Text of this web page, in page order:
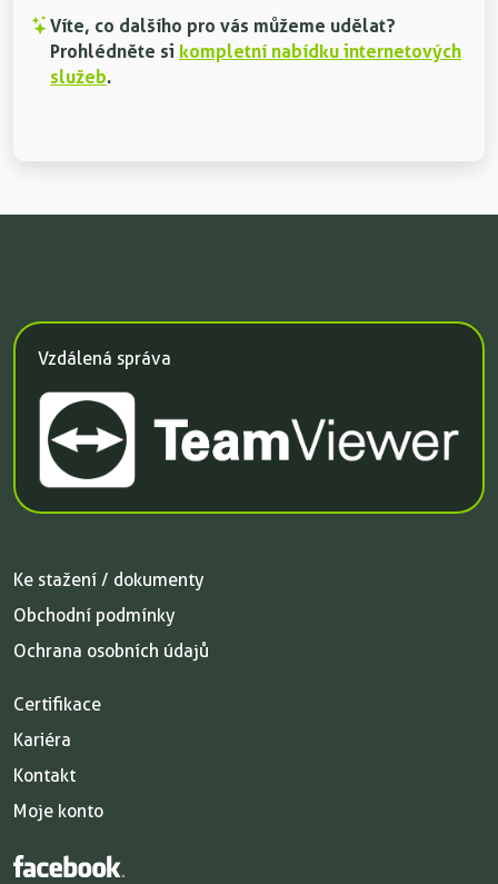
Víte, co dalšího pro vás můžeme udělat?
Prohlédněte si kompletní nabídku internetových
služeb.
Vzdálená správa
Ke stažení / dokumenty
Obchodní podmínky
Ochrana osobních údajů
Certifikace
Kariéra
Kontakt
Moje konto